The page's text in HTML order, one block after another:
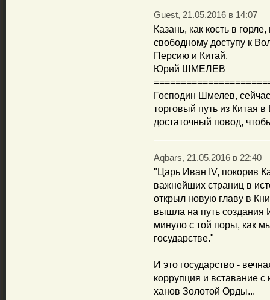
Guest, 21.05.2016 в 14:07
Казань, как кость в
свободному доступу к
Персию и Китай.
Юрий ШМЕЛЕВ
Господин Шмелев,
торговый путь из Китая
достаточный повод,
Aqbars, 21.05.2016 в 22:40
"Царь Иван IV, покорив
важнейших страниц в
открыл новую главу в
вышла на путь создания
минуло с той поры, как
государстве."
И это государство -
коррупция и вставание
ханов Золотой Орды...